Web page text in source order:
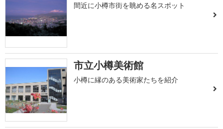
間近に小樽市街を眺める名スポット
市立小樽美術館
小樽に縁のある美術家たちを紹介